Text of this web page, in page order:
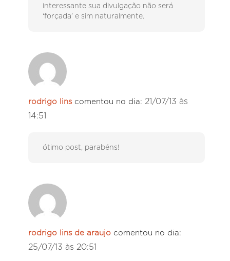
interessante sua divulgação não será
‘forçada’ e sim naturalmente.
rodrigo lins comentou no dia: 21/07/13 às
14:51
ótimo post, parabéns!
rodrigo lins de araujo comentou no dia:
25/07/13 às 20:51